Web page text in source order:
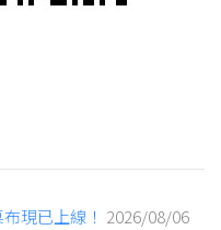
現已上線！ 2026/08/06